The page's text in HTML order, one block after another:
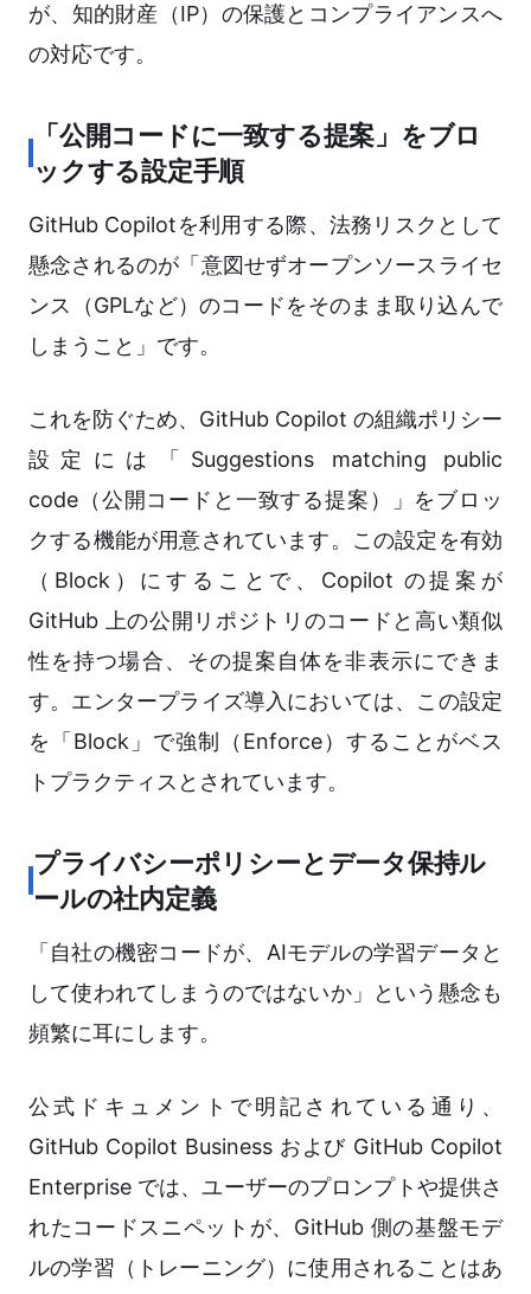
が、知的財産（IP）の保護とコンプライアンスへ
の対応です。
「公開コードに一致する提案」をブロ
ックする設定手順
GitHub Copilotを利用する際、法務リスクとして
懸念されるのが「意図せずオープンソースライセ
ンス（GPLなど）のコードをそのまま取り込んで
しまうこと」です。
これを防ぐため、GitHub Copilot の組織ポリシー
設定には「Suggestions matching public
code（公開コードと一致する提案）」をブロッ
クする機能が用意されています。この設定を有効
（Block）にすることで、Copilot の提案が
GitHub 上の公開リポジトリのコードと高い類似
性を持つ場合、その提案自体を非表示にできま
す。エンタープライズ導入においては、この設定
を「Block」で強制（Enforce）することがベス
トプラクティスとされています。
プライバシーポリシーとデータ保持ル
ールの社内定義
「自社の機密コードが、AIモデルの学習データと
して使われてしまうのではないか」という懸念も
頻繁に耳にします。
公式ドキュメントで明記されている通り、
GitHub Copilot Business および GitHub Copilot
Enterprise では、ユーザーのプロンプトや提供さ
れたコードスニペットが、GitHub 側の基盤モデ
ルの学習（トレーニング）に使用されることはあ